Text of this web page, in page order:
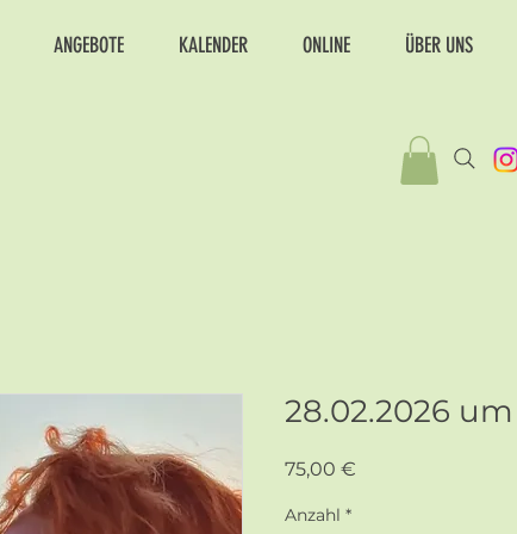
ANGEBOTE KALENDER ONLINE ÜBER UNS
28.02.2026
75,00 €
Anzahl *